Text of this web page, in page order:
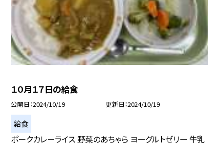
１０月１７日の給食
公開日 2024/10/19 更新日 2024/10/19
給食
ポークカレーライス 野菜のあちゃら ヨーグルトゼリー 牛乳